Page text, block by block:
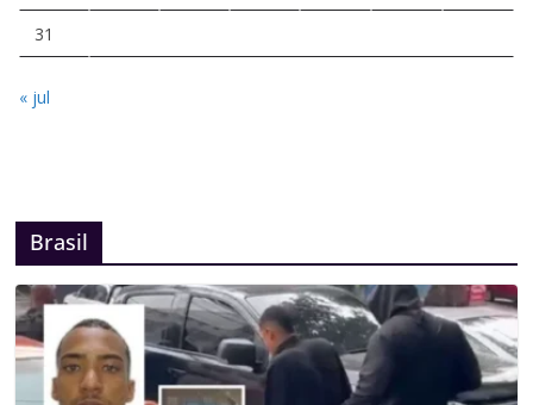
31
« jul
Brasil